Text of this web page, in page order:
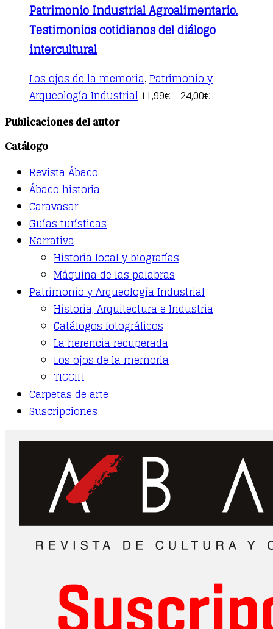
Patrimonio Industrial Agroalimentario.
Testimonios cotidianos del diálogo
intercultural
Los ojos de la memoria, Patrimonio y
Arqueología Industrial This
product
11,99€ – 24,00€
Publicaciones del autor
Catálogo
Revista Ábaco
Ábaco historia
Caravasar
Guías turísticas
Narrativa
Historia local y biografías
Máquina de las palabras
Patrimonio y Arqueología Industrial
Historia, Arquitectura e Industria
Catálogos fotográficos
La herencia recuperada
Los ojos de la memoria
TICCIH
Carpetas de arte
Suscripciones